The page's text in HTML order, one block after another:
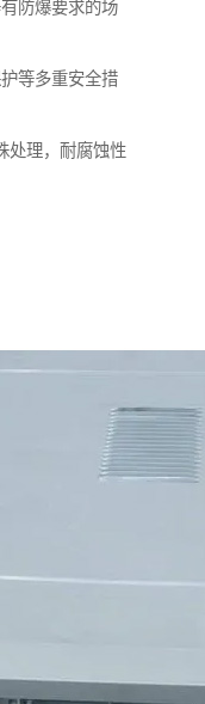
防爆要求的场
等多重安全措
处理，耐腐蚀性